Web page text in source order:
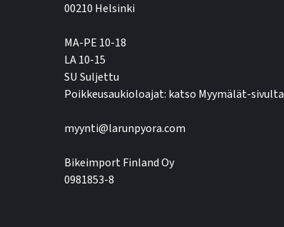
00210 Helsinki
MA-PE 10-18
LA 10-15
SU Suljettu
Poikkeusaukioloajat: katso Myymälät-sivulta
myynti@larunpyora.com
Bikeimport Finland Oy
0981853-8